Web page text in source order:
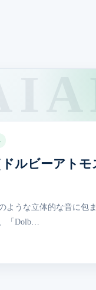
ドルビーアトモ
ような立体的な音に包
「Dolb…